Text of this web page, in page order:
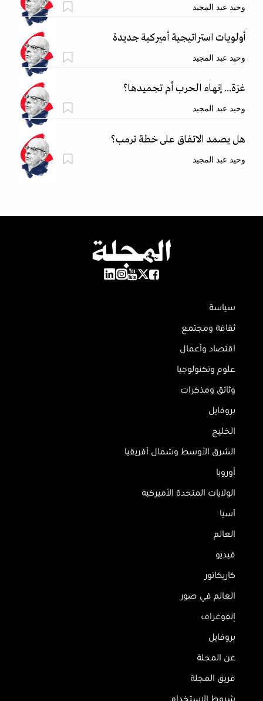
وحيد عبد المجيد
أولويات استراتيجية أميركية جديدة
وحيد عبد المجيد
غزة... إنهاء الحرب أم تجميدها؟
وحيد عبد المجيد
هل يصمد الاتفاق على خطة ترمب؟
وحيد عبد المجيد
سياسة
ثقافة ومجتمع
اقتصاد وأعمال
علوم وتكنولوجيا
وثائق ومذكرات
بروفايل
الخليج
الشرق الأوسط وشمال أفريقيا
أوروبا
الولايات المتحدة الأميركية
آسيا
العالم
فيديو
كاريكاتور
العالم في صور
إنفوغراف
بروفايل
عن المجلة
فريق المجلة